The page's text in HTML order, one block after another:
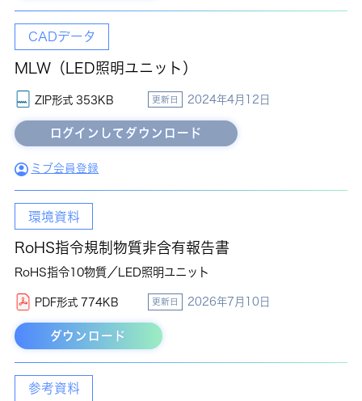
CADデータ
MLW（LED照明ユニット）
ZIP形式 353KB 更新日 2024年4月12日
ミブ会員登録
環境資料
RoHS指令規制物質非含有報告書
RoHS指令10物質／LED照明ユニット
PDF形式 774KB 更新日 2026年7月10日
ダウンロード
参考資料